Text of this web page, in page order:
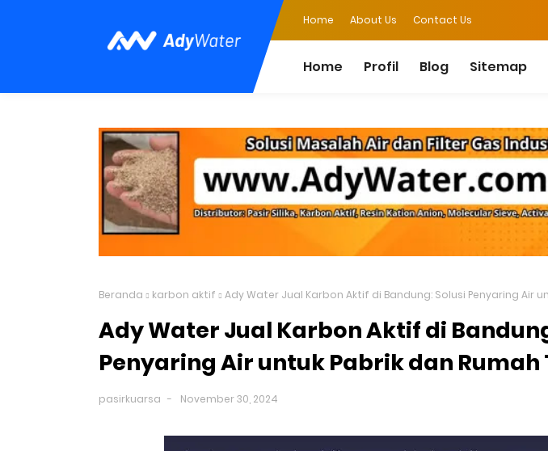
Home About Us Contact Us
Home Profil Blog Sitemap
Beranda karbon aktif Ady Water Jual Karbon Aktif di Bandung: Solusi Penyaring Air
Ady Water Jual Karbon Aktif di
Penyaring Air untuk Pabrik dan Rumah
pasirkuarsa November 30, 2024